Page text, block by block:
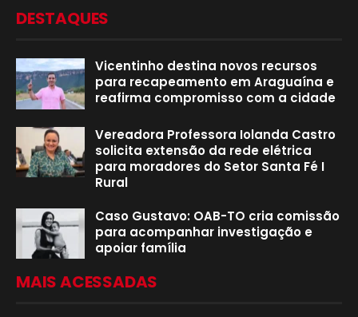
DESTAQUES
Vicentinho destina novos recursos
para recapeamento em Araguaína e
reafirma compromisso com a cidade
Vereadora Professora Iolanda Castro
solicita extensão da rede elétrica
para moradores do Setor Santa Fé I
Rural
Caso Gustavo: OAB-TO cria comissão
para acompanhar investigação e
apoiar família
MAIS ACESSADAS